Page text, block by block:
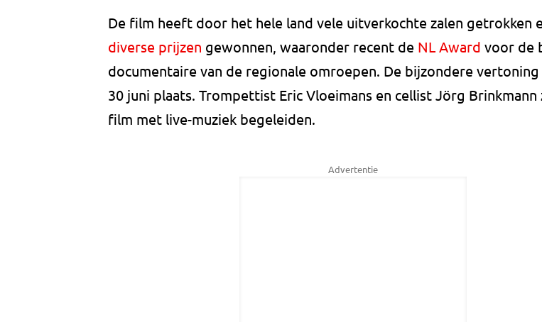
De film heeft door het hele land vele uitverkochte zalen getrokken
diverse prijzen gewonnen, waaronder recent de NL Award voor de
documentaire van de regionale omroepen. De bijzondere
30 juni plaats. Trompettist Eric Vloeimans en cellist Jörg Brinkmann
film met live-muziek begeleiden.
Advertentie